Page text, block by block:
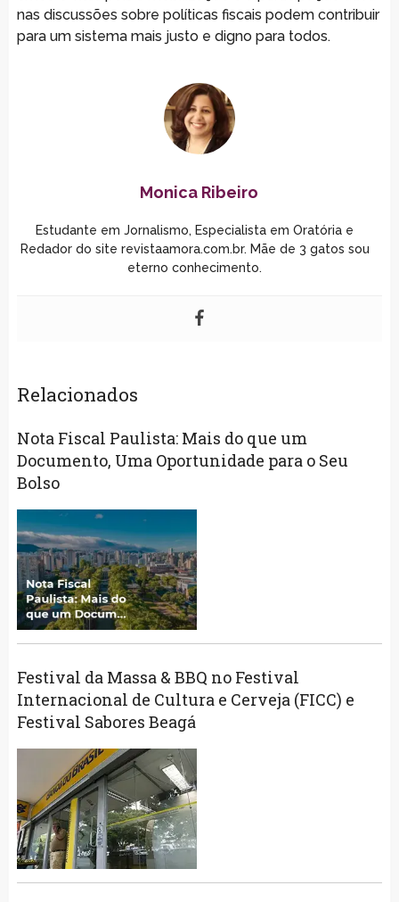
nas discussões sobre políticas fiscais podem contribuir
para um sistema mais justo e digno para todos.
Monica Ribeiro
Estudante em Jornalismo, Especialista em Oratória e
Redador do site revistaamora.com.br. Mãe de 3 gatos sou
eterno conhecimento.
Relacionados
Nota Fiscal Paulista: Mais do que um
Documento, Uma Oportunidade para o Seu
Bolso
Festival da Massa & BBQ no Festival
Internacional de Cultura e Cerveja (FICC) e
Festival Sabores Beagá